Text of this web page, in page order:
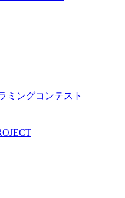
ミングコンテスト